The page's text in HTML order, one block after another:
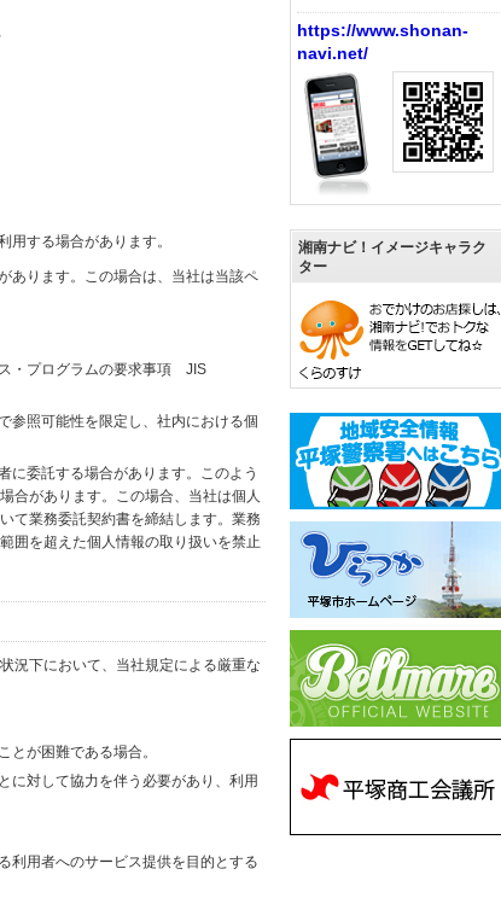
する場合があります。
あります。この場合は、当社は当該ペ
・プログラムの要求事項 JIS
参照可能性を限定し、社内における個
に委託する場合があります。このよう
合があります。この場合、当社は個人
て業務委託契約書を締結します。業務
囲を超えた個人情報の取り扱いを禁止
況下において、当社規定による厳重な
が困難である場合。
に対して協力を伴う必要があり、利用
利用者へのサービス提供を目的とする
https://www.shonan-
navi.net/
湘南ナビ！イメージキャラク
ター